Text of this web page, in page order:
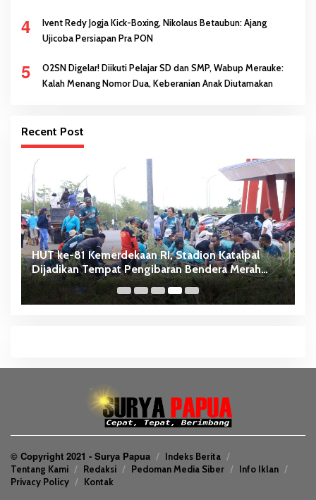
4
Ivent Redy Jogja Kick-Boxing, Nikolaus Betaubun: Ajang
Ujicoba Persiapan Pra PON
5
O2SN Digelar! Diikuti Pelajar SD dan SMP, Wabup Merauke:
Kalah Menang Nomor Dua, Keberanian Anak Diutamakan
Recent Post
HUT ke-81 Kemerdekaan RI, Stadion Katalpal
Dijadikan Tempat Pengibaran Bendera Merah
Putih
© Copyright 2021 - Surya Papua
Indeks Berita
Tentang Kami
Redaksi Pedoman Media Siber
Info Iklan
Privacy Policy
Kontak